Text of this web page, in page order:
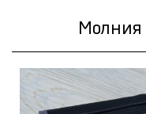
Молния